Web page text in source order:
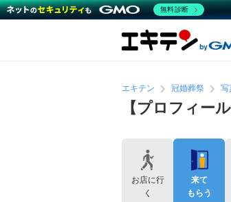
エキテン 冠婚葬祭 写
【プロフィー
お店に行
く
来て
もらう
無料診断